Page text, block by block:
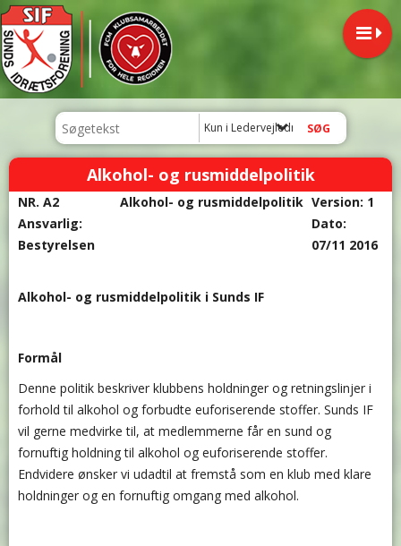
Kun i Ledervejledning
Alkohol- og rusmiddelpolitik
NR. A2 Alkohol- og rusmiddelpolitik Version: 1
Ansvarlig:
Bestyrelsen
Dato:
07/11 2016
Alkohol- og rusmiddelpolitik i Sunds IF
Formål
Denne politik beskriver klubbens holdninger og retningslinjer i
forhold til alkohol og forbudte euforiserende stoffer. Sunds IF
vil gerne medvirke til, at medlemmerne får en sund og
fornuftig holdning til alkohol og euforiserende stoffer.
Endvidere ønsker vi udadtil at fremstå som en klub med klare
holdninger og en fornuftig omgang med alkohol.